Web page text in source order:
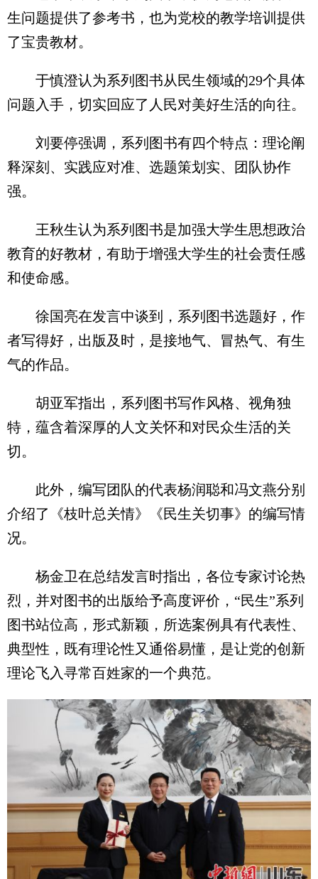
生问题提供了参考书，也为党校的教学培训提供
了宝贵教材。
于慎澄认为系列图书从民生领域的29个具体
问题入手，切实回应了人民对美好生活的向往。
刘要停强调，系列图书有四个特点：理论阐
释深刻、实践应对准、选题策划实、团队协作
强。
王秋生认为系列图书是加强大学生思想政治
教育的好教材，有助于增强大学生的社会责任感
和使命感。
徐国亮在发言中谈到，系列图书选题好，作
者写得好，出版及时，是接地气、冒热气、有生
气的作品。
胡亚军指出，系列图书写作风格、视角独
特，蕴含着深厚的人文关怀和对民众生活的关
切。
此外，编写团队的代表杨润聪和冯文燕分别
介绍了《枝叶总关情》《民生关切事》的编写情
况。
杨金卫在总结发言时指出，各位专家讨论热
烈，并对图书的出版给予高度评价，“民生”系列
图书站位高，形式新颖，所选案例具有代表性、
典型性，既有理论性又通俗易懂，是让党的创新
理论飞入寻常百姓家的一个典范。